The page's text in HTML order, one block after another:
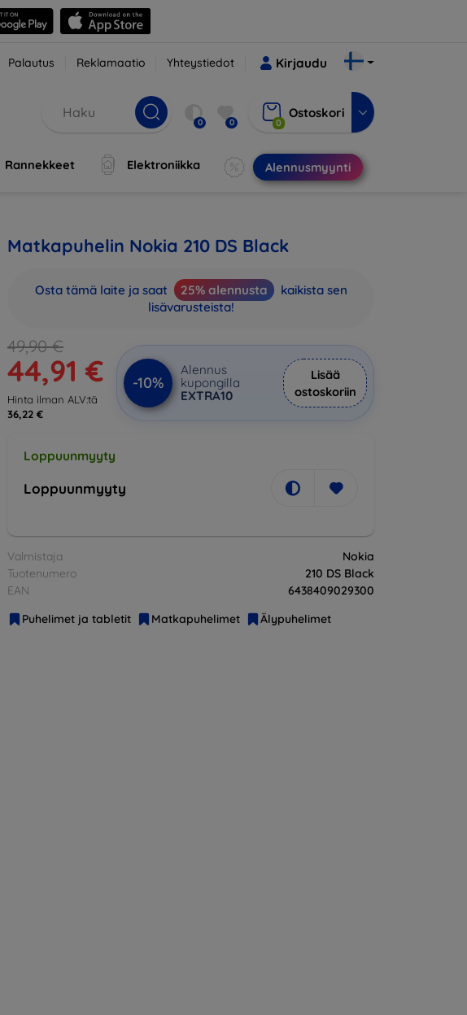
Palautus Reklamaatio Yhteystiedot Kirjaudu
0 0 0
Ostoskori
Rannekkeet Elektroniikka Alennusmyynti
Matkapuhelin Nokia 210 DS Black
Osta tämä laite ja saat 25% alennusta
kaikista sen
lisävarusteista!
49,90 €
44,91 €
Hinta ilman ALV:tä
36,22 €
-10%
Alennus
kupongilla
EXTRA10
Lisää
ostoskoriin
Loppuunmyyty
Loppuunmyyty
Valmistaja
Nokia
Tuotenumero
210 DS Black
EAN
6438409029300
Puhelimet ja tabletit
Matkapuhelimet Älypuhelimet